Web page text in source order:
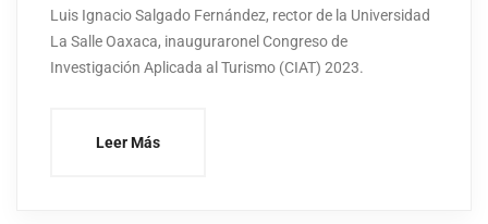
Luis Ignacio Salgado Fernández, rector de la Universidad
La Salle Oaxaca, inauguraronel Congreso de
Investigación Aplicada al Turismo (CIAT) 2023.
Leer Más